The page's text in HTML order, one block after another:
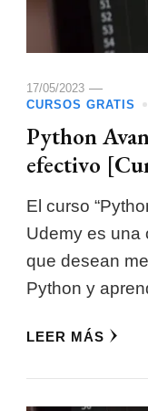
17/05/2023
CURSOS GRATIS
Python
efectivo
El curso
Udemy es una
que desean
Python y
LEER MÁS